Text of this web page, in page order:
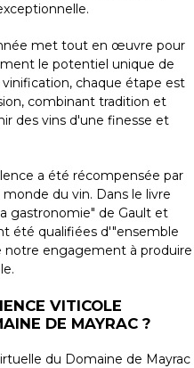
met tout en œuvre pour
le potentiel unique de
chaque étape est
combinant tradition et
des vins d'une finesse et
a été récompensée par
du vin. Dans le livre
gastronomie" de Gault et
été qualifiées d'"ensemble
engagement à produire
VITICOLE
DE MAYRAC ?
du Domaine de Mayrac